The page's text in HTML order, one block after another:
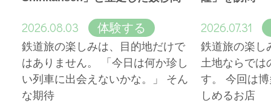
2026.08.03 体験する
鉄道旅の楽しみは、目的地だけで
はありません。 「今日は何か珍し
い列車に出会えないかな。」 そん
な期待
2026.07.31
鉄道旅の楽し
土地ならでは
す。 今回は
しめるお店